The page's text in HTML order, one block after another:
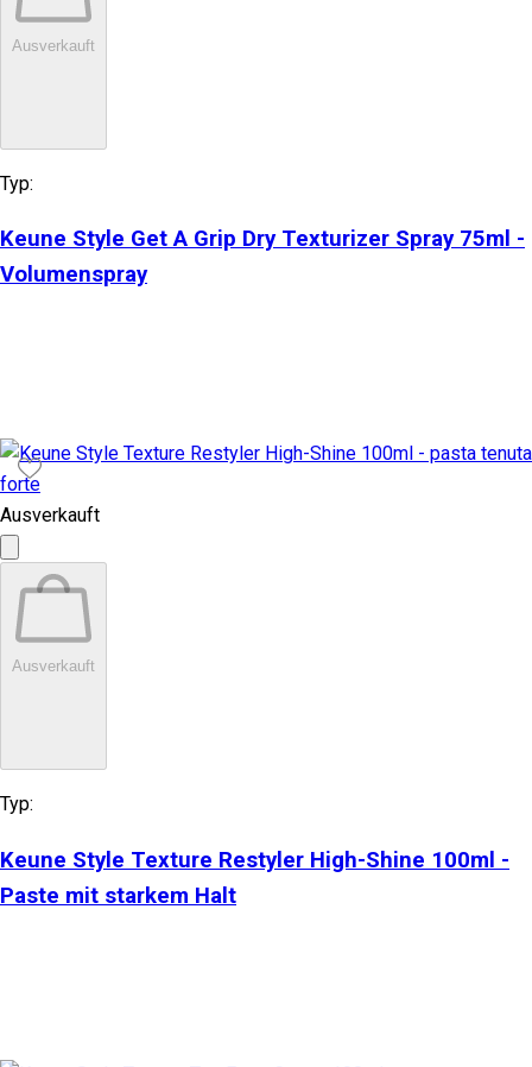
Ausverkauft
Typ:
Keune Style Get A Grip Dry Texturizer Spray 75ml -
Volumenspray
Ausverkauft
Ausverkauft
Typ:
Keune Style Texture Restyler High-Shine 100ml -
Paste mit starkem Halt